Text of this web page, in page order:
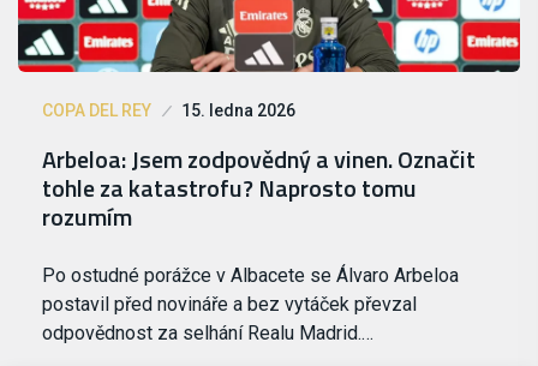
COPA DEL REY 15. ledna 2026
Arbeloa: Jsem zodpovědný a vinen. Označit
tohle za katastrofu? Naprosto tomu
rozumím
Po ostudné porážce v Albacete se Álvaro Arbeloa
postavil před novináře a bez vytáček převzal
odpovědnost za selhání Realu Madrid.…